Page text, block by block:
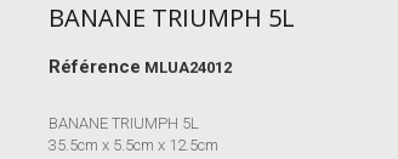
BANANE TRIUMPH 5L
Référence MLUA24012
BANANE TRIUMPH 5L
35.5cm x 5.5cm x 12.5cm